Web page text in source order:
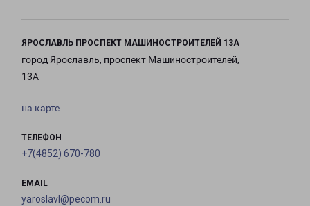
ЯРОСЛАВЛЬ ПРОСПЕКТ МАШИНОСТРОИТЕЛЕЙ 13А
город Ярославль, проспект Машиностроителей,
13А
на карте
ТЕЛЕФОН
+7(4852) 670-780
EMAIL
yaroslavl@pecom.ru